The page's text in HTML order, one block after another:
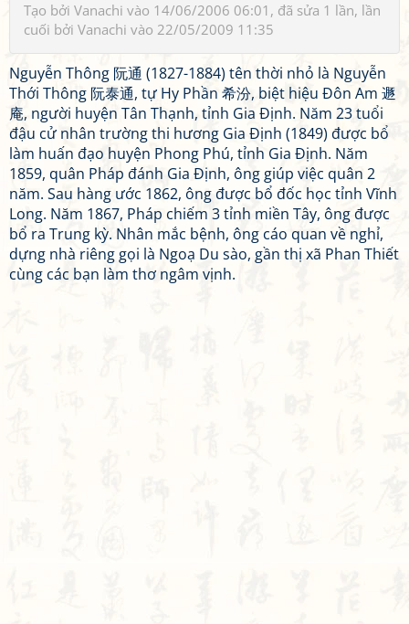
Tạo bởi Vanachi vào 14/06/2006 06:01, đã sửa 1 lần, lần
cuối bởi Vanachi vào 22/05/2009 11:35
Nguyễn Thông 阮通 (1827-1884) tên thời nhỏ là Nguyễn
Thới Thông 阮泰通, tự Hy Phần 希汾, biệt hiệu Ðôn Am 遯
庵, người huyện Tân Thạnh, tỉnh Gia Ðịnh. Năm 23 tuổi
đậu cử nhân trường thi hương Gia Ðịnh (1849) được bổ
làm huấn đạo huyện Phong Phú, tỉnh Gia Định. Năm
1859, quân Pháp đánh Gia Ðịnh, ông giúp việc quân 2
năm. Sau hàng ước 1862, ông được bổ đốc học tỉnh Vĩnh
Long. Năm 1867, Pháp chiếm 3 tỉnh miền Tây, ông được
bổ ra Trung kỳ. Nhân mắc bệnh, ông cáo quan về nghỉ,
dựng nhà riêng gọi là Ngoạ Du sào, gần thị xã Phan Thiết
cùng các bạn làm thơ ngâm vịnh.